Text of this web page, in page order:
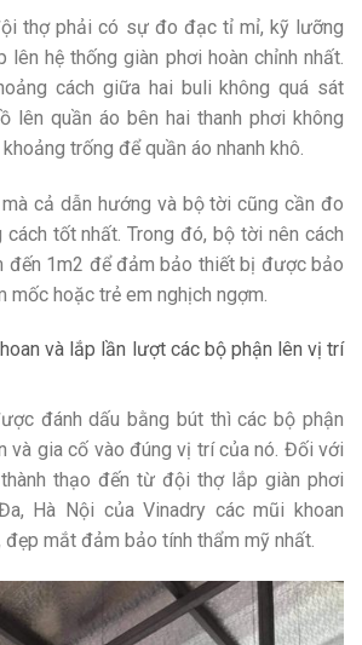
thợ phải có sự đo đạc tỉ mỉ, kỹ lưỡng
hệ thống giàn phơi hoàn chỉnh nhất.
cách giữa hai buli không quá sát
lên quần áo bên hai thanh phơi không
trống để quần áo nhanh khô.
cả dẫn hướng và bộ tời cũng cần đo
tốt nhất. Trong đó, bộ tời nên cách
đến 1m2 để đảm bảo thiết bị được bảo
mốc hoặc trẻ em nghịch ngợm.
và lắp lần lượt các bộ phận lên vị trí
đánh dấu bằng bút thì các bộ phận
và gia cố vào đúng vị trí của nó. Đối với
thạo đến từ đội thợ lắp giàn phơi
Hà Nội của Vinadry các mũi khoan
đẹp mắt đảm bảo tính thẩm mỹ nhất.